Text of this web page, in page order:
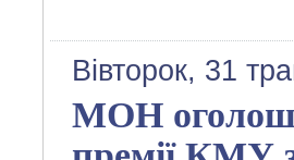
Вівторок, 31
МОН